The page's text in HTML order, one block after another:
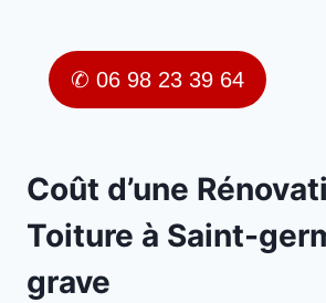
✆ 06 98 23 39 64
Coût d’une
Toiture à Saint-
grave